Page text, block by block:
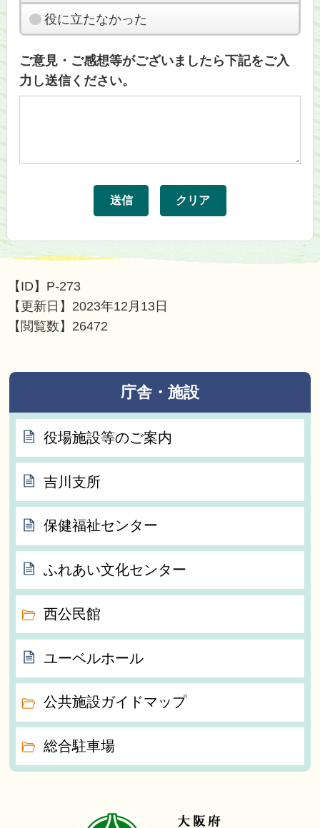
役に立たなかった
ご意見・ご感想等がございましたら下記をご入
力し送信ください。
【ID】 P-273
【更新日】 2023年12月13日
【閲覧数】 26472
庁舎・施設
役場施設等のご案内
吉川支所
保健福祉センター
ふれあい文化センター
西公民館
ユーベルホール
公共施設ガイドマップ
総合駐車場